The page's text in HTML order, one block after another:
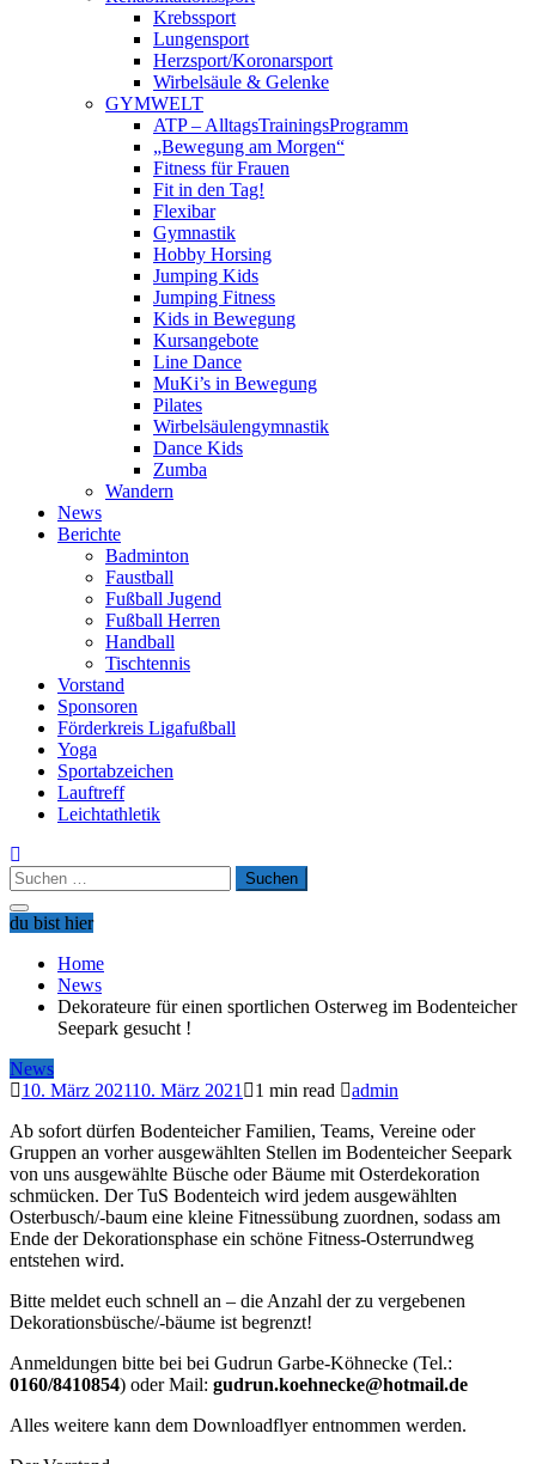
Krebssport
Lungensport
Herzsport/Koronarsport
Wirbelsäule & Gelenke
GYMWELT
ATP – AlltagsTrainingsProgramm
„Bewegung am Morgen“
Fitness für Frauen
Fit in den Tag!
Flexibar
Gymnastik
Hobby Horsing
Jumping Kids
Jumping Fitness
Kids in Bewegung
Kursangebote
Line Dance
MuKi’s in Bewegung
Pilates
Wirbelsäulengymnastik
Dance Kids
Zumba
Wandern
News
Berichte
Badminton
Faustball
Fußball Jugend
Fußball Herren
Handball
Tischtennis
Vorstand
Sponsoren
Förderkreis Ligafußball
Yoga
Sportabzeichen
Lauftreff
Leichtathletik
Suchen
nach:
du bist hier
Home
News
Dekorateure für einen sportlichen Osterweg im Bodenteicher
Seepark gesucht !
News
10. März 202110. März 2021 1 min read
admin
Ab sofort dürfen Bodenteicher Familien, Teams, Vereine oder
Gruppen an vorher ausgewählten Stellen im Bodenteicher Seepark
von uns ausgewählte Büsche oder Bäume mit Osterdekoration
schmücken. Der TuS Bodenteich wird jedem ausgewählten
Osterbusch/-baum eine kleine Fitnessübung zuordnen, sodass am
Ende der Dekorationsphase ein schöne Fitness-Osterrundweg
entstehen wird.
Bitte meldet euch schnell an – die Anzahl der zu vergebenen
Dekorationsbüsche/-bäume ist begrenzt!
Anmeldungen bitte bei bei Gudrun Garbe-Köhnecke (Tel.:
0160/8410854) oder Mail: gudrun.koehnecke@hotmail.de
Alles weitere kann dem Downloadflyer entnommen werden.